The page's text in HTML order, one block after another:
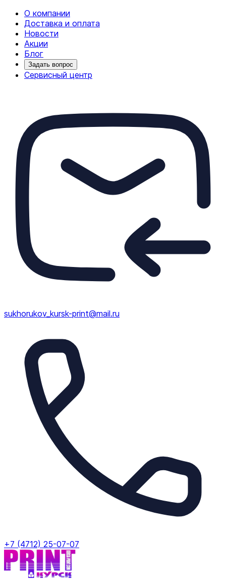
О компании
Доставка и оплата
Новости
Акции
Блог
Задать вопрос
Сервисный центр
sukhorukov_kursk-print@mail.ru
+7 (4712) 25-07-07